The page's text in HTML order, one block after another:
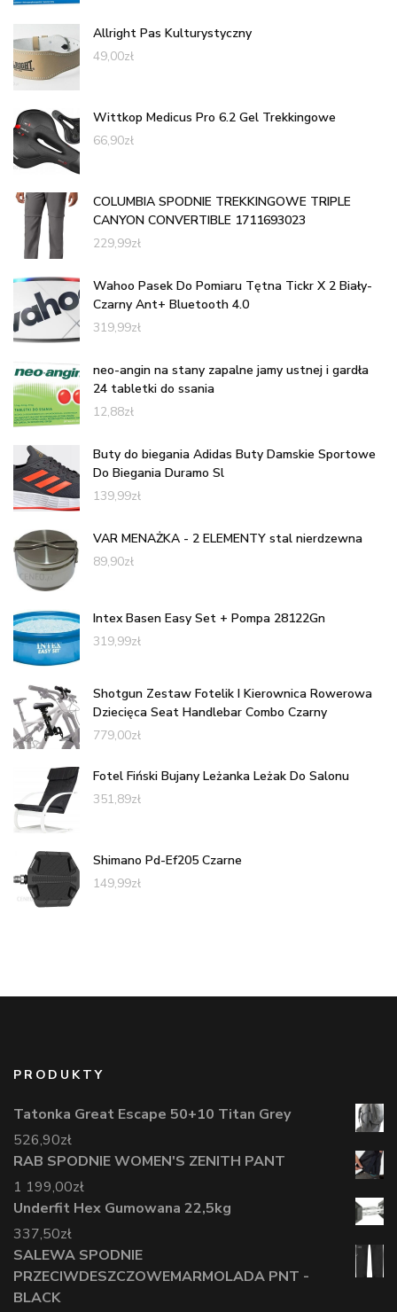
Allright Pas Kulturystyczny
49,00zł
Wittkop Medicus Pro 6.2 Gel Trekkingowe
66,90zł
COLUMBIA SPODNIE TREKKINGOWE TRIPLE
CANYON CONVERTIBLE 1711693023
229,99zł
Wahoo Pasek Do Pomiaru Tętna Tickr X 2 Biały-
Czarny Ant+ Bluetooth 4.0
319,99zł
neo-angin na stany zapalne jamy ustnej i gardła
24 tabletki do ssania
12,88zł
Buty do biegania Adidas Buty Damskie Sportowe
Do Biegania Duramo Sl
139,99zł
VAR MENAŻKA - 2 ELEMENTY stal nierdzewna
89,90zł
Intex Basen Easy Set + Pompa 28122Gn
319,99zł
Shotgun Zestaw Fotelik I Kierownica Rowerowa
Dziecięca Seat Handlebar Combo Czarny
779,00zł
Fotel Fiński Bujany Leżanka Leżak Do Salonu
351,89zł
Shimano Pd-Ef205 Czarne
149,99zł
PRODUKTY
Tatonka Great Escape 50+10 Titan Grey
526,90zł
RAB SPODNIE WOMEN'S ZENITH PANT
1 199,00zł
Underfit Hex Gumowana 22,5kg
337,50zł
SALEWA SPODNIE
PRZECIWDESZCZOWEMARMOLADA PNT -
BLACK